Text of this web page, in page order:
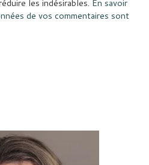
de vos commentaires sont